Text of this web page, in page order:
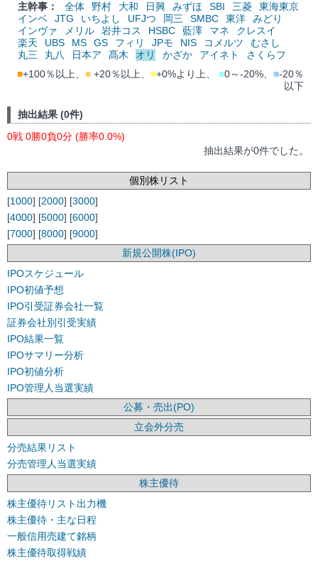
主幹事：
全体 野村 大和 日興 みずほ SBI 三菱
東海東京
インベ
JTG いちよし UFJつ 岡三 SMBC 東洋
みどり
インヴァ
メリル 岩井コス HSBC 藍澤 マネ
クレスイ
楽天
UBS MS GS フィリ JPモ NIS コメルツ
むさし
丸三
丸八 日本ア 髙木 オリ かざか アイネト
さくらフ
■+100％以上、 ■ +20％以上、 ■+0%より上、 ■0～-20%、 ■-20％
以下
抽出結果 (0件)
0戦 0勝0負0分 (勝率0.0%)
抽出結果が0件でした。
個別株リスト
[1000] [2000] [3000]
[4000] [5000] [6000]
[7000] [8000] [9000]
新規公開株(IPO)
IPOスケジュール
IPO初値予想
IPO引受証券会社一覧
証券会社別引受実績
IPO結果一覧
IPOサマリー分析
IPO初値分析
IPO管理人当選実績
公募・売出(PO)
立会外分売
分売結果リスト
分売管理人当選実績
株主優待
株主優待リスト出力機
株主優待・主な日程
一般信用売建て銘柄
株主優待取得戦績